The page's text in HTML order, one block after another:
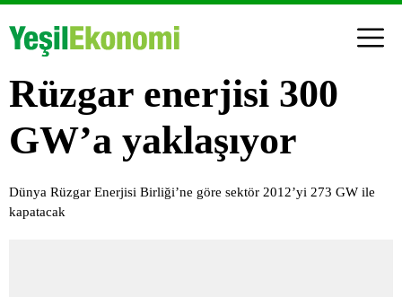
Rüzgar enerjisi 300
GW’a yaklaşıyor
Dünya Rüzgar Enerjisi Birliği’ne göre sektör 2012’yi 273 GW ile
kapatacak